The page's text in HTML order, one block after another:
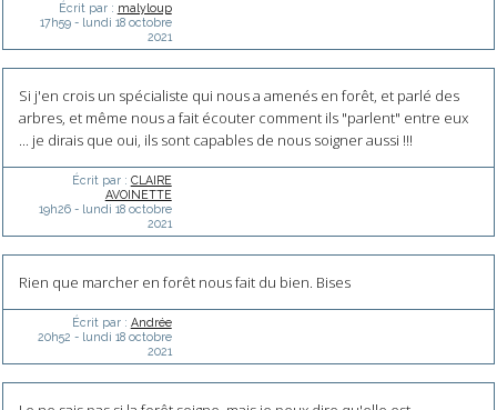
Écrit par : malyloup
17h59- lundi 18 octobre
2021
Si j'en crois un spécialiste qui nous a amenés en forêt, et parlé des
arbres, et même nous a fait écouter comment ils "parlent" entre eux
... je dirais que oui, ils sont capables de nous soigner aussi !!!
Écrit par : CLAIRE
AVOINETTE
19h26- lundi 18 octobre
2021
Rien que marcher en forêt nous fait du bien. Bises
Écrit par : Andrée
20h52 - lundi 18 octobre
2021